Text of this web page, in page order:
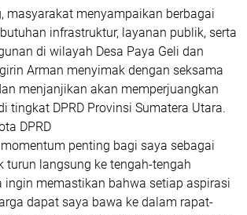
masyarakat menyampaikan berbagai
infrastruktur, layanan publik, serta
di wilayah Desa Paya Geli dan
Arman menyimak dengan seksama
menjanjikan akan memperjuangkan
tingkat DPRD Provinsi Sumatera Utara.
DPRD
penting bagi saya sebagai
turun langsung ke tengah-tengah
ingin memastikan bahwa setiap aspirasi
dapat saya bawa ke dalam rapat-